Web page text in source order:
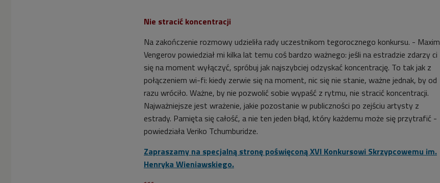
Nie stracić koncentracji
Na zakończenie rozmowy udzieliła rady uczestnikom tegorocznego konkursu. - Maxim
Vengerov powiedział mi kilka lat temu coś bardzo ważnego: jeśli na estradzie zdarzy ci
się na moment wyłączyć, spróbuj jak najszybciej odzyskać koncentrację. To tak jak z
połączeniem wi-fi: kiedy zerwie się na moment, nic się nie stanie, ważne jednak, by od
razu wróciło. Ważne, by nie pozwolić sobie wypaść z rytmu, nie stracić koncentracji.
Najważniejsze jest wrażenie, jakie pozostanie w publiczności po zejściu artysty z
estrady. Pamięta się całość, a nie ten jeden błąd, który każdemu może się przytrafić -
powiedziała Veriko Tchumburidze.
Zapraszamy na specjalną stronę poświęconą XVI Konkursowi Skrzypcowemu im.
Henryka Wieniawskiego.